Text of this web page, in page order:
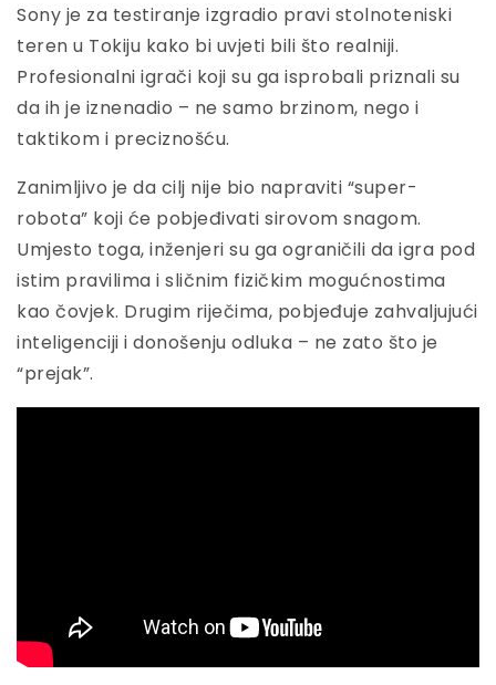
Sony je za testiranje izgradio pravi stolnoteniski
teren u Tokiju kako bi uvjeti bili što realniji.
Profesionalni igrači koji su ga isprobali priznali su
da ih je iznenadio – ne samo brzinom, nego i
taktikom i preciznošću.
Zanimljivo je da cilj nije bio napraviti “super-
robota” koji će pobjeđivati sirovom snagom.
Umjesto toga, inženjeri su ga ograničili da igra pod
istim pravilima i sličnim fizičkim mogućnostima
kao čovjek. Drugim riječima, pobjeđuje zahvaljujući
inteligenciji i donošenju odluka – ne zato što je
“prejak”.